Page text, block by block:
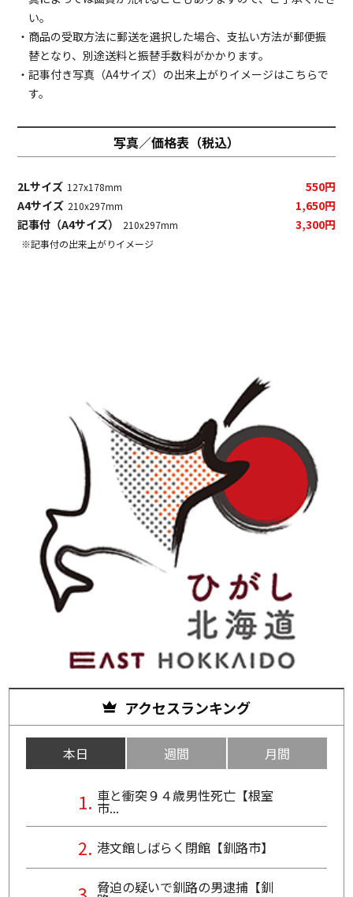
い。
・商品の受取方法に郵送を選択した場合、支払い方法が郵便振
替となり、別途送料と振替手数料がかかります。
・記事付き写真（A4サイズ）の出来上がりイメージはこちらで
す。
写真／価格表（税込）
2Lサイズ 127x178mm
550円
A4サイズ 210x297mm
1,650円
記事付（A4サイズ）
210x297mm 3,300円
※記事付の出来上がりイメージ
アクセスランキング
本日 週間 月間
車と衝突９４歳男性死亡【根室
市...
港文館しばらく閉館【釧路市】
脅迫の疑いで釧路の男逮捕【釧